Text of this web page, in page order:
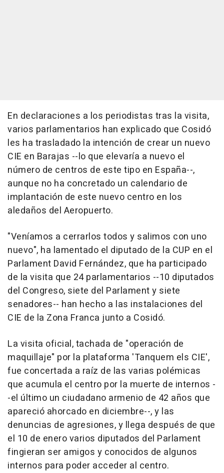
En declaraciones a los periodistas tras la visita,
varios parlamentarios han explicado que Cosidó
les ha trasladado la intención de crear un nuevo
CIE en Barajas --lo que elevaría a nuevo el
número de centros de este tipo en España--,
aunque no ha concretado un calendario de
implantación de este nuevo centro en los
aledaños del Aeropuerto.
"Veníamos a cerrarlos todos y salimos con uno
nuevo", ha lamentado el diputado de la CUP en el
Parlament David Fernández, que ha participado
de la visita que 24 parlamentarios --10 diputados
del Congreso, siete del Parlament y siete
senadores-- han hecho a las instalaciones del
CIE de la Zona Franca junto a Cosidó.
La visita oficial, tachada de "operación de
maquillaje" por la plataforma 'Tanquem els CIE',
fue concertada a raíz de las varias polémicas
que acumula el centro por la muerte de internos -
-el último un ciudadano armenio de 42 años que
apareció ahorcado en diciembre--, y las
denuncias de agresiones, y llega después de que
el 10 de enero varios diputados del Parlament
fingieran ser amigos y conocidos de algunos
internos para poder acceder al centro.